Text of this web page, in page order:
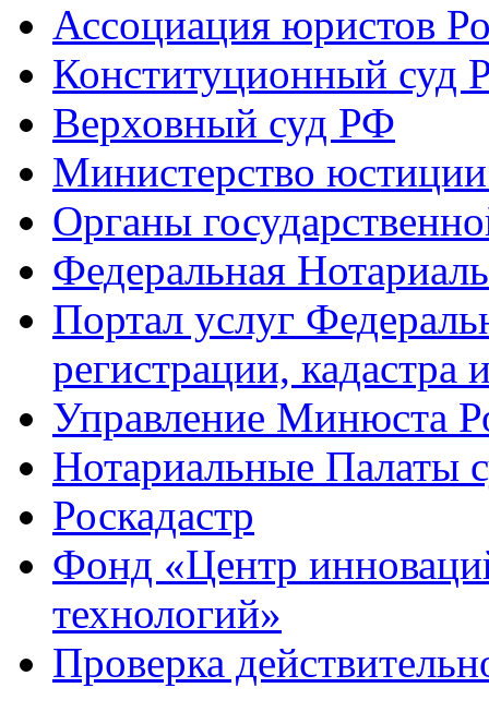
Ассоциация юристов
Конституционный суд
Верховный суд РФ
Министерство
Органы
Федеральная
Портал услуг
регистрации, кадастра
Управление Минюста
Нотариальные Палаты
Роскадастр
Фонд «Центр
технологий»
Проверка